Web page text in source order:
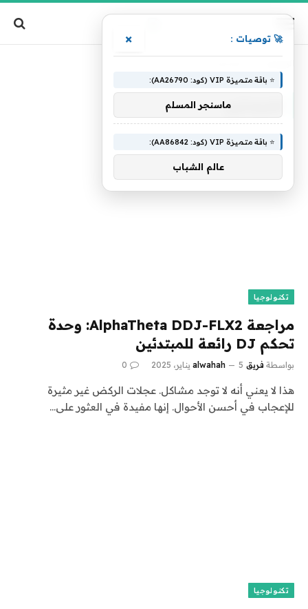
للمبتدئين
تكنولوجيا
مراجعة AlphaTheta DDJ-FLX2: وحدة
تحكم DJ رائعة للمبتدئين
بواسطة فريق alwahah 5 يناير، 2025 0
هذا لا يعني أنه لا توجد مشاكل. عجلات الركض غير مثيرة
للإعجاب في أحسن الأحوال. إنها مفيدة في العثور على…
تكنولوجيا
🚀 توصيات : ×
⭐ باقة متميزة VIP (كود: AA26790):
ماسنجر المسلم
⭐ باقة متميزة VIP (كود: AA86842):
عالم الشباب